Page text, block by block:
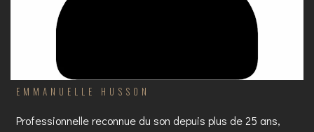
EMMANUELLE HUSSON
Professionnelle reconnue du son depuis plus de 25 ans,